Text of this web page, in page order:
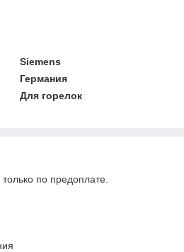
Siemens
Германия
Для горелок
по предоплате.